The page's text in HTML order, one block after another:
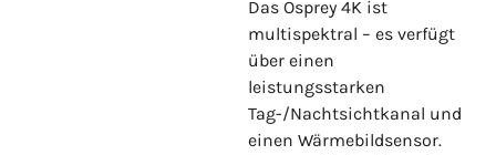
Das Osprey 4K ist
multispektral – es verfügt
über einen
leistungsstarken
Tag-/Nachtsichtkanal und
einen Wärmebildsensor.